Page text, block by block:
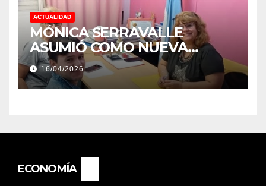
ACTUALIDAD
MÓNICA SERRAVALLE
ASUMIÓ COMO NUEVA
DIRECTORA DEL E.E.S. N° 82
«RENÉ FAVALORO» DE
BASAIL.
16/04/2026
ECONOMÍA